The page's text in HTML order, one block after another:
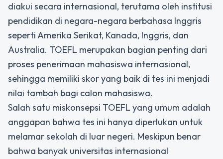
diakui secara internasional, terutama oleh institusi
pendidikan di negara-negara berbahasa Inggris
seperti Amerika Serikat, Kanada, Inggris, dan
Australia. TOEFL merupakan bagian penting dari
proses penerimaan mahasiswa internasional,
sehingga memiliki skor yang baik di tes ini menjadi
nilai tambah bagi calon mahasiswa.
Salah satu miskonsepsi TOEFL yang umum adalah
anggapan bahwa tes ini hanya diperlukan untuk
melamar sekolah di luar negeri. Meskipun benar
bahwa banyak universitas internasional